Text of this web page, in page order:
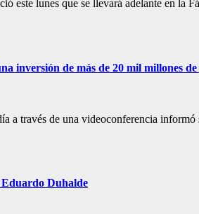
este lunes que se llevará adelante en la
inversión de más de 20 mil millones de
a través de una videoconferencia
Eduardo Duhalde